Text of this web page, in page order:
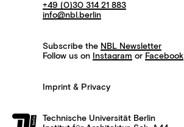
+49 (0)30 314 21 883
info@nbl.berlin
Subscribe the NBL Newsletter
Follow us on
Instagram or Facebook
Imprint & Privacy
Technische Universität Berlin